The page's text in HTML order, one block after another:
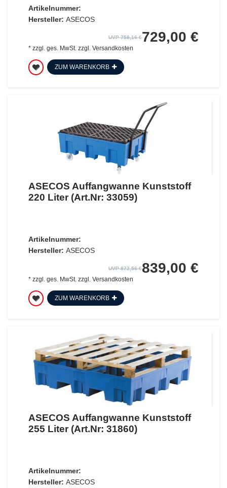
Artikelnummer:
Hersteller: ASECOS
UVP 758,16 €729,00 €
* zzgl. ges. MwSt. zzgl. Versandkosten
ZUM WARENKORB
ASECOS Auffangwanne Kunststoff
220 Liter (Art.Nr: 33059)
Artikelnummer:
Hersteller: ASECOS
UVP 872,56 €839,00 €
* zzgl. ges. MwSt.zzgl. Versandkosten
ZUM WARENKORB
ASECOS Auffangwanne Kunststoff
255 Liter (Art.Nr: 31860)
Artikelnummer:
Hersteller: ASECOS